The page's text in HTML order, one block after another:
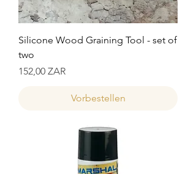
Silicone Wood Graining Tool - set of
two
Preis
152,00 ZAR
Vorbestellen